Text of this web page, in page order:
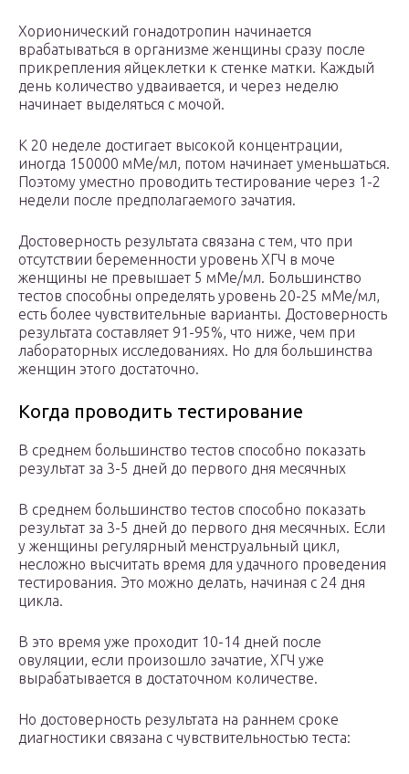
Хорионический гонадотропин начинается
врабатываться в организме женщины сразу после
прикрепления яйцеклетки к стенке матки. Каждый
день количество удваивается, и через неделю
начинает выделяться с мочой.
К 20 неделе достигает высокой концентрации,
иногда 150000 мМе/мл, потом начинает уменьшаться.
Поэтому уместно проводить тестирование через 1-2
недели после предполагаемого зачатия.
Достоверность результата связана с тем, что при
отсутствии беременности уровень ХГЧ в моче
женщины не превышает 5 мМе/мл. Большинство
тестов способны определять уровень 20-25 мМе/мл,
есть более чувствительные варианты. Достоверность
результата составляет 91-95%, что ниже, чем при
лабораторных исследованиях. Но для большинства
женщин этого достаточно.
Когда проводить тестирование
В среднем большинство тестов способно показать
результат за 3-5 дней до первого дня месячных
В среднем большинство тестов способно показать
результат за 3-5 дней до первого дня месячных. Если
у женщины регулярный менструальный цикл,
несложно высчитать время для удачного проведения
тестирования. Это можно делать, начиная с 24 дня
цикла.
В это время уже проходит 10-14 дней после
овуляции, если произошло зачатие, ХГЧ уже
вырабатывается в достаточном количестве.
Но достоверность результата на раннем сроке
диагностики связана с чувствительностью теста: